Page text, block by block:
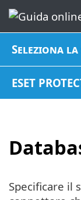
Seleziona la
ESET
Specificare il